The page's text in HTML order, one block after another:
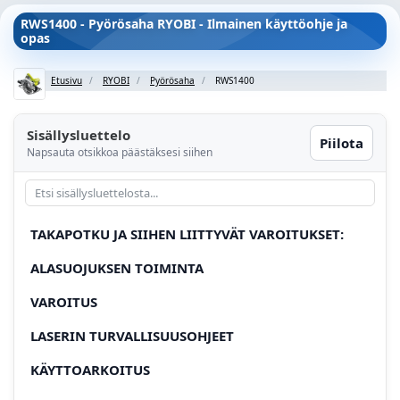
RWS1400 - Pyörösaha RYOBI - Ilmainen käyttöohje ja
opas
Etusivu RYOBI Pyörösaha RWS1400
Sisällysluettelo
Napsauta otsikkoa päästäksesi siihen
Piilota
TAKAPOTKU JA SIIHEN LIITTYVÄT VAROITUKSET:
ALASUOJUKSEN TOIMINTA
VAROITUS
LASERIN TURVALLISUUSOHJEET
KÄYTTOARKOITUS